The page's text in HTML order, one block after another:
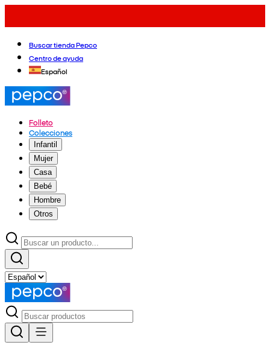
Buscar tienda Pepco
Centro de ayuda
Español
Folleto
Colecciones
Infantil
Mujer
Casa
Bebé
Hombre
Otros